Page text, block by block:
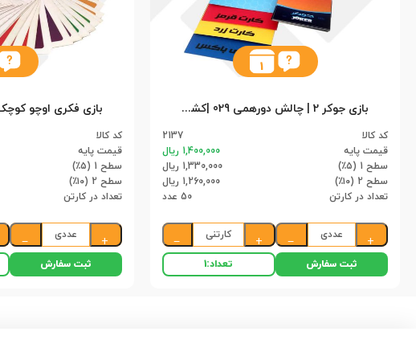
1
بازی جوکر 2 | چالش دورهمی 029 |کشویی (50)
کد کالا
2137
قیمت پایه
1,400,000 ریال
سطح 1 (۵٪)
1,330,000 ریال
سطح 2 (۱۰٪)
1,260,000 ریال
تعداد در کارتن
50 عدد
+
عددی
−
+
کارتنی
−
ثبت سفارش تعداد:1
کد کالا
قیمت پایه
سطح 1 (۵٪)
سطح 2 (۱۰٪)
تعداد در کارتن
+
عددی
−
ثبت سفارش